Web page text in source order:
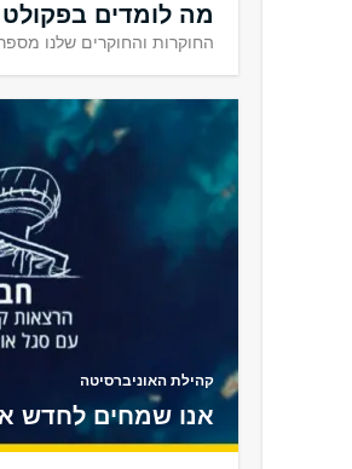
מה לומדים
החוקרות והחוקרים שלנו
קהילת האוניברסיטה
אנו שמחים לחדש